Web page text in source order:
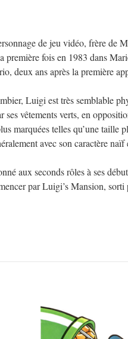
de jeu vidéo, frère de
première fois en 1983 dans
deux ans après la première
Luigi est très semblable
ses vêtements verts, en
marquées telles qu’une taille
avec son caractère
aux seconds rôles à ses
par Luigi’s Mansion,